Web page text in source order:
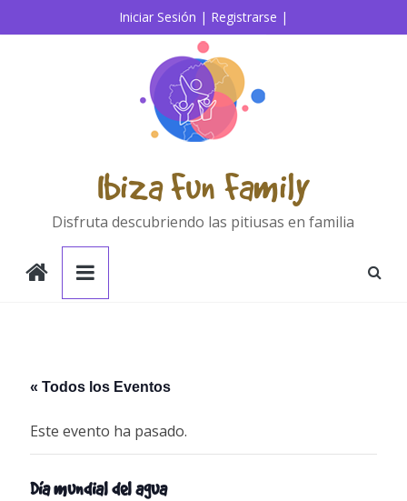
al
Iniciar Sesión | Registrarse |
Ibiza Fun Family
Disfruta descubriendo las pitiusas en familia
« Todos los Eventos
Este evento ha pasado.
Día mundial del agua